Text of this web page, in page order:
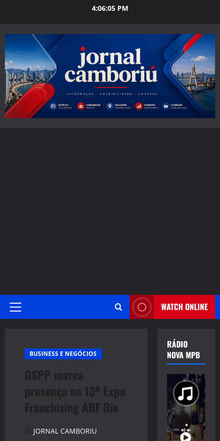
4:06:07 PM
Primary
WATCH ONLINE
BUSINESS E NEGÓCIOS
GSPP marca
presença na 13ª Expo
Franchising ABF Rio
JORNAL CAMBORIU
RÁDIO
NOVA MPB